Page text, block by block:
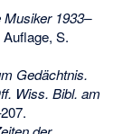
1933–
S.
Gedächtnis.
Wiss. Bibl. am